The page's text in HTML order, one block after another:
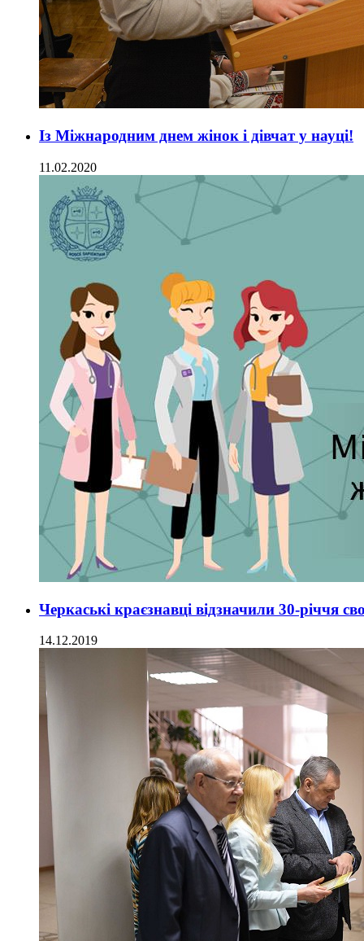
Із Міжнародним днем жінок і дівчат у науці!
11.02.2020
Черкаські краєзнавці відзначили 30-річчя
14.12.2019